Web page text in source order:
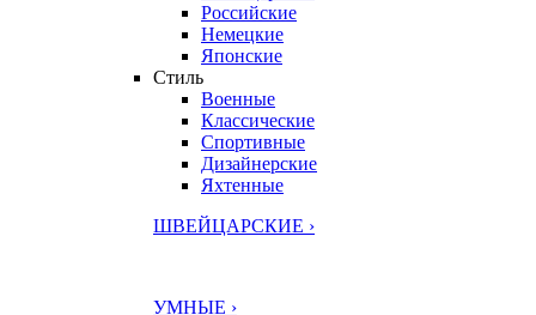
Российские
Немецкие
Японские
Стиль
Военные
Классические
Спортивные
Дизайнерские
Яхтенные
ШВЕЙЦАРСКИЕ ›
УМНЫЕ ›